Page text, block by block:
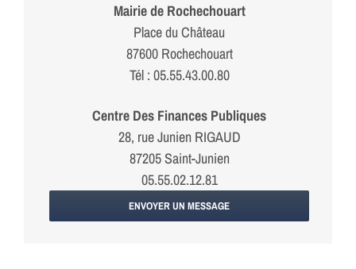
Mairie de Rochechouart
Place du Château
87600 Rochechouart
Tél : 05.55.43.00.80
Centre Des Finances Publiques
28, rue Junien RIGAUD
87205 Saint-Junien
05.55.02.12.81
ENVOYER UN MESSAGE